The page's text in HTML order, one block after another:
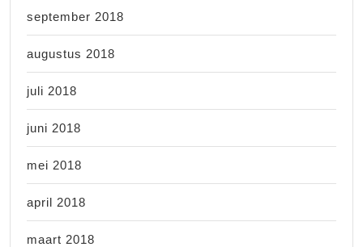
september 2018
augustus 2018
juli 2018
juni 2018
mei 2018
april 2018
maart 2018